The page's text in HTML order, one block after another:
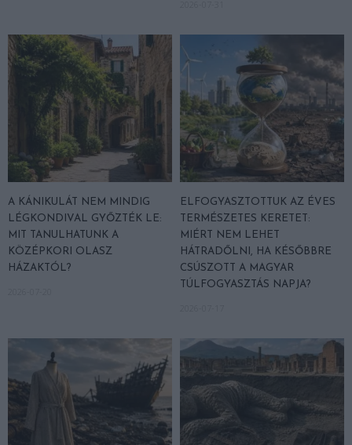
A KÁNIKULÁT NEM MINDIG
LÉGKONDIVAL GYŐZTÉK LE:
MIT TANULHATUNK A
KÖZÉPKORI OLASZ
HÁZAKTÓL?
ELFOGYASZTOTTUK AZ ÉVES
TERMÉSZETES KERETET:
MIÉRT NEM LEHET
HÁTRADŐLNI, HA KÉSŐBBRE
CSÚSZOTT A MAGYAR
TÚLFOGYASZTÁS NAPJA?